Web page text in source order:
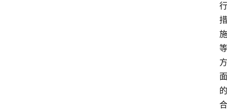
行
措
施
等
方
面
的
合